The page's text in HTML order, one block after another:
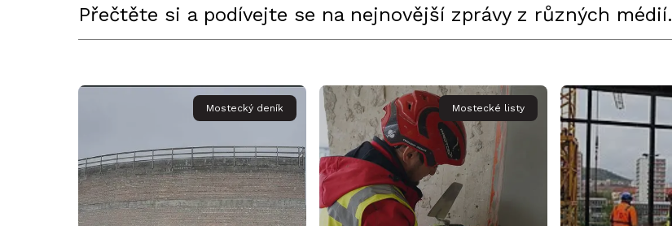
Přečtěte si a podívejte se na nejnovější zprávy z různých médií.
Mostecký deník Mostecké listy